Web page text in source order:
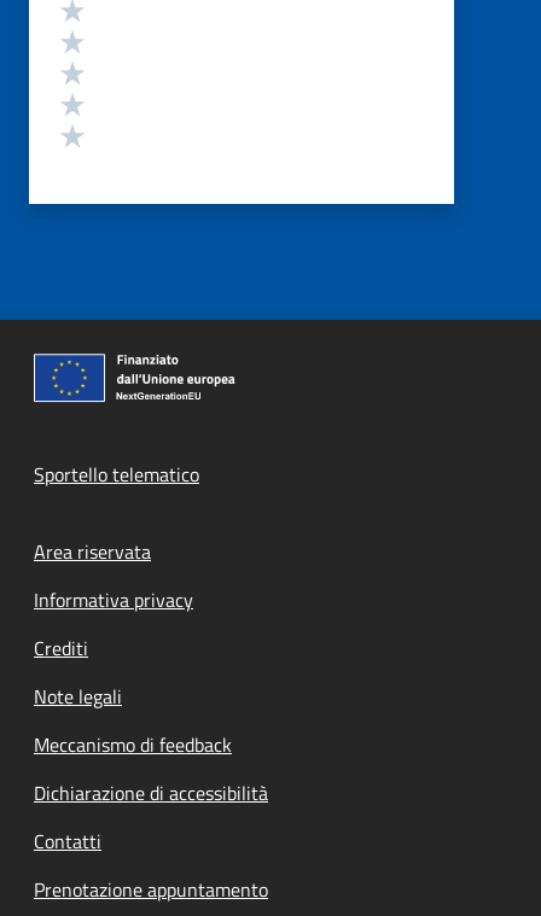
Sportello telematico
Footer menu
Area riservata
Informativa privacy
Crediti
Note legali
Meccanismo di feedback
Dichiarazione di accessibilità
Contatti
Prenotazione appuntamento